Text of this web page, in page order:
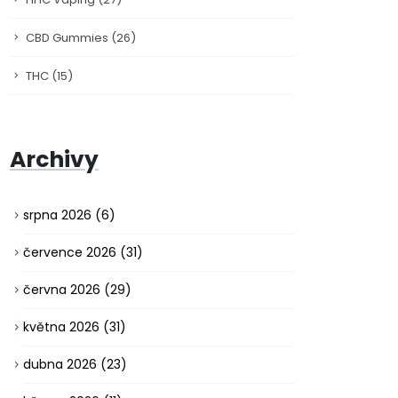
CBD Gummies (26)
THC (15)
Archivy
srpna 2026 (6)
července 2026 (31)
června 2026 (29)
května 2026 (31)
dubna 2026 (23)